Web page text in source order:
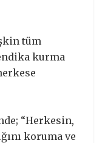
tüm
kurma
“Herkesin,
koruma ve